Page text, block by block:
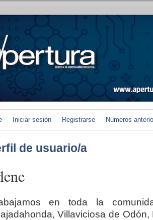
Iniciar sesión Registrarse Números
de usuario/a
en toda la
Villaviciosa de